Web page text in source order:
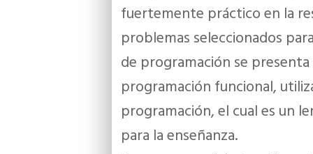
fuertemente práctico en la
problemas seleccionados
de programación se presenta
programación funcional,
programación, el cual es un
para la enseñanza.